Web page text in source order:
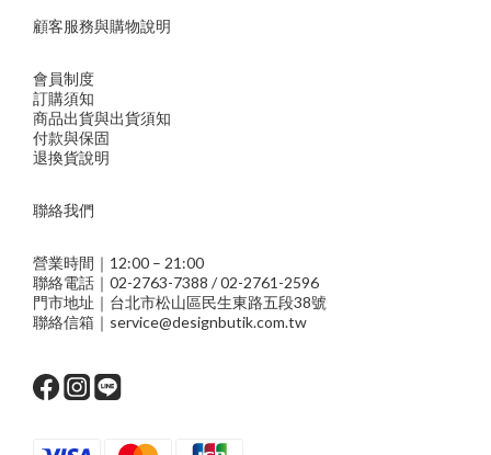
顧客服務與購物說明
會員制度
訂購須知
商品出貨與出貨須知
付款與保固
退換貨說明
聯絡我們
營業時間｜12:00 – 21:00
聯絡電話｜02-2763-7388 / 02-2761-2596
門市地址｜台北市松山區民生東路五段38號
聯絡信箱｜service@designbutik.com.tw